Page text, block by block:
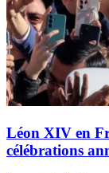
Léon XIV en
célébrations